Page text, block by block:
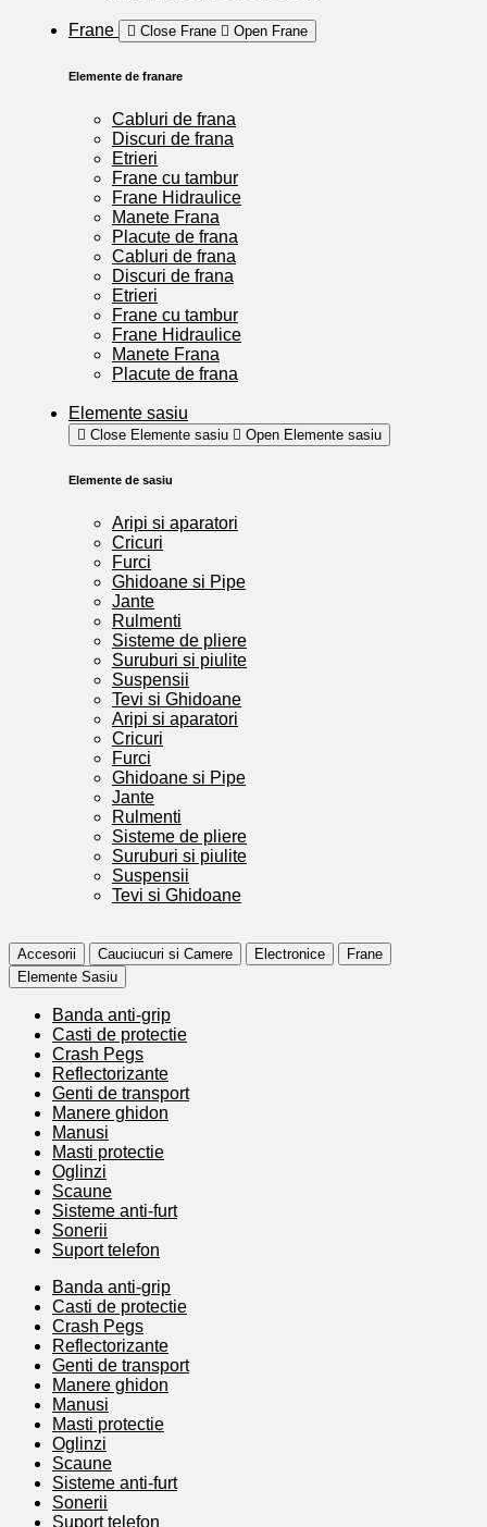
Frane Close Frane Open Frane
Elemente de franare
Cabluri de frana
Discuri de frana
Etrieri
Frane cu tambur
Frane Hidraulice
Manete Frana
Placute de frana
Cabluri de frana
Discuri de frana
Etrieri
Frane cu tambur
Frane Hidraulice
Manete Frana
Placute de frana
Elemente sasiu
Close Elemente sasiu Open Elemente sasiu
Elemente de sasiu
Aripi si aparatori
Cricuri
Furci
Ghidoane si Pipe
Jante
Rulmenti
Sisteme de pliere
Suruburi si piulite
Suspensii
Tevi si Ghidoane
Aripi si aparatori
Cricuri
Furci
Ghidoane si Pipe
Jante
Rulmenti
Sisteme de pliere
Suruburi si piulite
Suspensii
Tevi si Ghidoane
Accesorii Cauciucuri si Camere Electronice
Frane
Elemente Sasiu
Banda anti-grip
Casti de protectie
Crash Pegs
Reflectorizante
Genti de transport
Manere ghidon
Manusi
Masti protectie
Oglinzi
Scaune
Sisteme anti-furt
Sonerii
Suport telefon
Banda anti-grip
Casti de protectie
Crash Pegs
Reflectorizante
Genti de transport
Manere ghidon
Manusi
Masti protectie
Oglinzi
Scaune
Sisteme anti-furt
Sonerii
Suport telefon